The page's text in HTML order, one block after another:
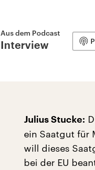
Aus dem Podcast
Interview
Julius Stucke:
ein Saatgut für
will dieses
bei der EU